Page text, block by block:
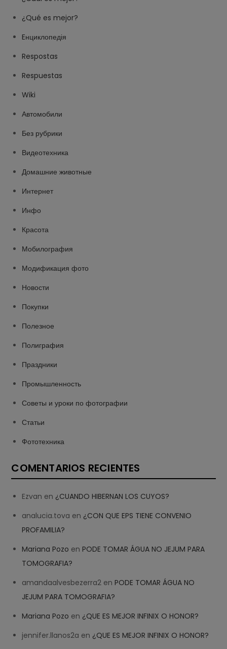
¿Qué es mejor?
Eнциклопедія
Respostas
Respuestas
Wiki
Автомобили
Без рубрики
Видеотехника
Домашние животные
Интернет
Инфо
Красота
Мобилография
Модификация фото
Новости
Покупки
Полезное
Полиграфия
Праздники
Промышленность
Советы и уроки по фотографии
Статьи
Фототехника
COMENTARIOS RECIENTES
Ezvan en ¿CUANDO HIBERNAN LOS CUYOS?
analucia.tova en ¿CON QUE EPS TIENE CONVENIO
PROFAMILIA?
Mariana Pozo enPODE TOMAR ÁGUA NO JEJUM PARA
TOMOGRAFIA?
amandaalvesbezerra2 enPODE TOMAR ÁGUA NO
JEJUM PARA TOMOGRAFIA?
Mariana Pozo en ¿QUE ES MEJOR INFINIX O HONOR?
jennifer.llanos2a en ¿QUE ES MEJOR INFINIX O HONOR?